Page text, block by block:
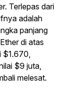
Terlepas dari
adalah
panjang
di atas
$1.670,
$9 juta,
melesat.